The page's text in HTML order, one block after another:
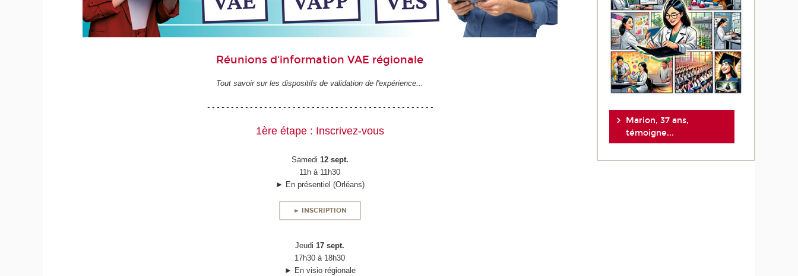
Réunions d'information VAE régionale
Tout savoir sur les dispositifs de validation de l'expérience...
- - - - - - - - - - - - - - - - - - - - - - - - - - - - - - - - - - - - - - - - - - - - - - - -
1ère étape : Inscrivez-vous
Samedi 12 sept.
11h à 11h30
► En présentiel (Orléans)
► INSCRIPTION
Jeudi17 sept.
17h30 à 18h30
► En visio régionale
Marion, 37 ans,
témoigne...